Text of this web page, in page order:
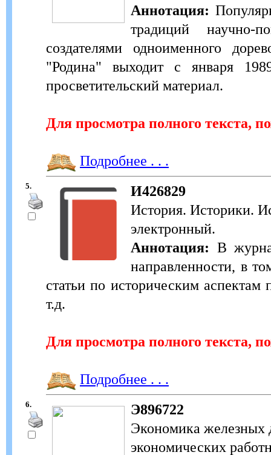
Аннотация:
традиций научно-
создателями одноименного
"Родина" выходит с января
просветительский материал.
Для просмотра полного текста,
Подробнее . . .
5.
И426829
История. Историки.
электронный.
Аннотация: В
направленности, в
статьи по историческим
т.д.
Для просмотра полного текста,
Подробнее . . .
6.
Э896722
Экономика железных
экономических